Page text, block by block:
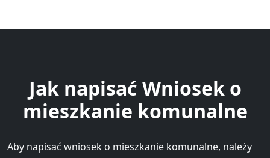
Jak napisać Wniosek o
mieszkanie komunalne
Aby napisać wniosek o mieszkanie komunalne, należy